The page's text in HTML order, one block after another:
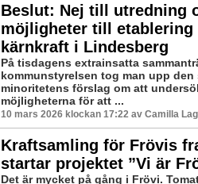
Beslut: Nej till utredning
möjligheter till etablering
kärnkraft i Lindesberg
På tisdagens extrainsatta
kommunstyrelsen tog man upp den
minoritetens förslag om att
möjligheterna för att ...
10 mars 2026 klockan 17:22 av Camilla
Kraftsamling för Frövis
startar projektet ”Vi är
Det är mycket på gång i Frövi.